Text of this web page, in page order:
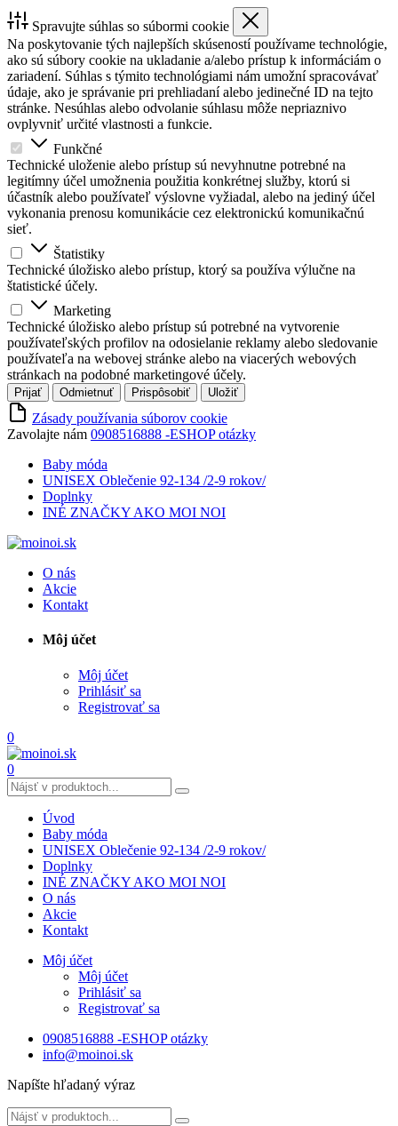
Spravujte súhlas so súbormi cookie
Na poskytovanie tých najlepších skúseností používame technológie,
ako sú súbory cookie na ukladanie a/alebo prístup k informáciám o
zariadení. Súhlas s týmito technológiami nám umožní spracovávať
údaje, ako je správanie pri prehliadaní alebo jedinečné ID na tejto
stránke. Nesúhlas alebo odvolanie súhlasu môže nepriaznivo
ovplyvniť určité vlastnosti a funkcie.
Funkčné
Technické uloženie alebo prístup sú nevyhnutne potrebné na
legitímny účel umožnenia použitia konkrétnej služby, ktorú si
účastník alebo používateľ výslovne vyžiadal, alebo na jediný účel
vykonania prenosu komunikácie cez elektronickú komunikačnú
sieť.
Štatistiky
Technické úložisko alebo prístup, ktorý sa používa výlučne na
štatistické účely.
Marketing
Technické úložisko alebo prístup sú potrebné na vytvorenie
používateľských profilov na odosielanie reklamy alebo sledovanie
používateľa na webovej stránke alebo na viacerých webových
stránkach na podobné marketingové účely.
Prijať Odmietnuť Prispôsobiť Uložiť
Zásady používania súborov cookie
Zavolajte nám 0908516888 -ESHOP otázky
Baby móda
UNISEX Oblečenie 92-134 /2-9 rokov/
Doplnky
INÉ ZNAČKY AKO MOI NOI
O nás
Akcie
Kontakt
Môj účet
Môj účet
Prihlásiť sa
Registrovať sa
0
0
Úvod
Baby móda
UNISEX Oblečenie 92-134 /2-9 rokov/
Doplnky
INÉ ZNAČKY AKO MOI NOI
O nás
Akcie
Kontakt
Môj účet
Môj účet
Prihlásiť sa
Registrovať sa
0908516888 -ESHOP otázky
info@moinoi.sk
Napíšte hľadaný výraz